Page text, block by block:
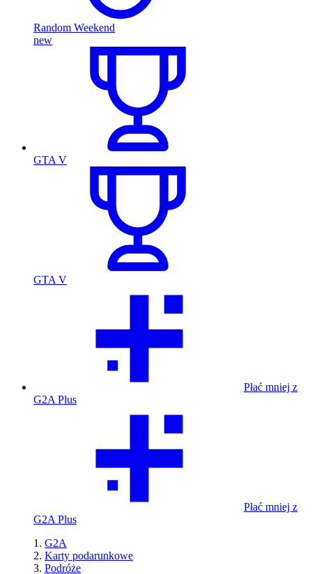
Random Weekend
new
GTA V
GTA V
Płać mniej z
G2A Plus
Płać mniej z
G2A Plus
G2A
Karty podarunkowe
Podróże